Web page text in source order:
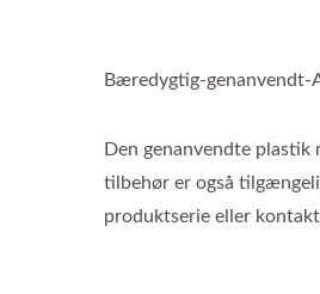
Bæredygtig-
Den genanvendte
tilbehør er også
produktserie eller